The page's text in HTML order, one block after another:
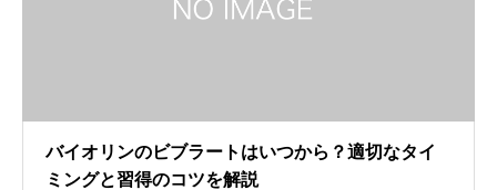
バイオリンのビブラートはいつから？適切なタイ
ミングと習得のコツを解説